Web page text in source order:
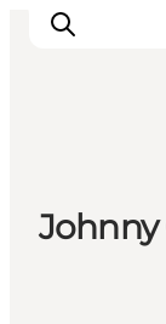
Johnny